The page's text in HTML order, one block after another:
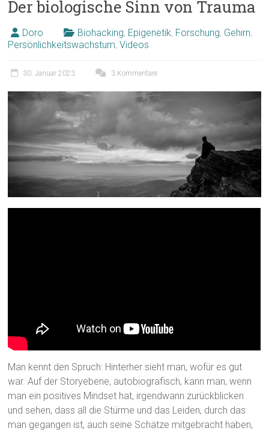
Der biologische Sinn von Trauma
Doro Biohacking, Epigenetik, Forschung, Gehirn,
Persönlichkeitswachstum,Videos
30. Januar 2023 3 Kommentare
Man kennt den Spruch: Hinterher sieht man, wofür es gut
war. Auf der Storyebene, autobiografisch, kann man, wenn
man ein positives Mindset hat, irgendwann zurückblicken
und sehen, dass all die Stürme und das Leiden, durch das
man gegangen ist, auch seine Schätze mitgebracht haben,